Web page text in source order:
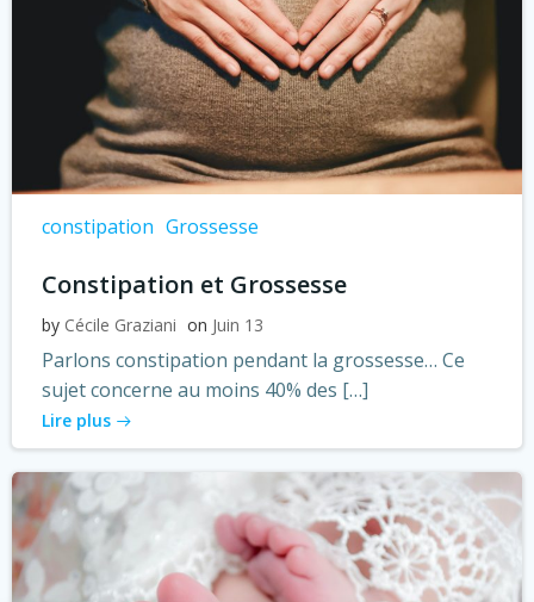
constipation Grossesse
Constipation et Grossesse
by Cécile Graziani on Juin 13
Parlons constipation pendant la grossesse… Ce
sujet concerne au moins 40% des […]
Lire plus